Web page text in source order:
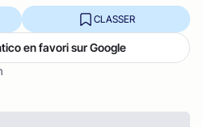
CLASSER
en favori sur Google